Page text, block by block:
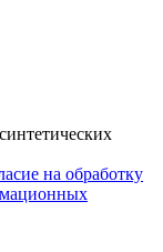
на обработку